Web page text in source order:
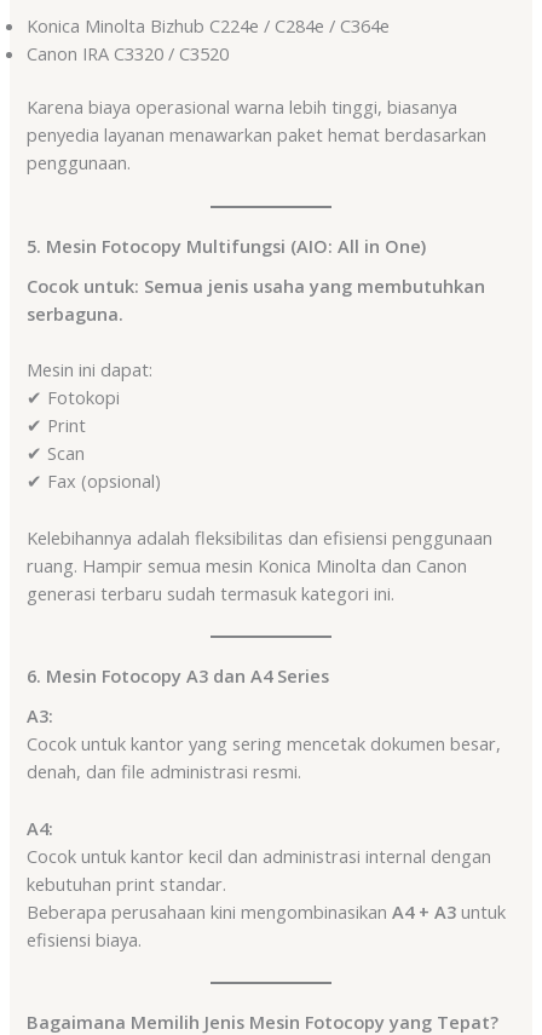
Konica Minolta Bizhub C224e / C284e / C364e
Canon IRA C3320 / C3520
Karena biaya operasional warna lebih tinggi, biasanya
penyedia layanan menawarkan paket hemat berdasarkan
penggunaan.
5. Mesin Fotocopy Multifungsi (AIO: All in One)
Cocok untuk: Semua jenis usaha yang membutuhkan
serbaguna.
Mesin ini dapat:
✔ Fotokopi
✔ Print
✔ Scan
✔ Fax (opsional)
Kelebihannya adalah fleksibilitas dan efisiensi penggunaan
ruang. Hampir semua mesin Konica Minolta dan Canon
generasi terbaru sudah termasuk kategori ini.
6. Mesin Fotocopy A3 dan A4 Series
A3:
Cocok untuk kantor yang sering mencetak dokumen besar,
denah, dan file administrasi resmi.
A4:
Cocok untuk kantor kecil dan administrasi internal dengan
kebutuhan print standar.
Beberapa perusahaan kini mengombinasikanA4 + A3 untuk
efisiensi biaya.
Bagaimana Memilih Jenis Mesin Fotocopy yang Tepat?